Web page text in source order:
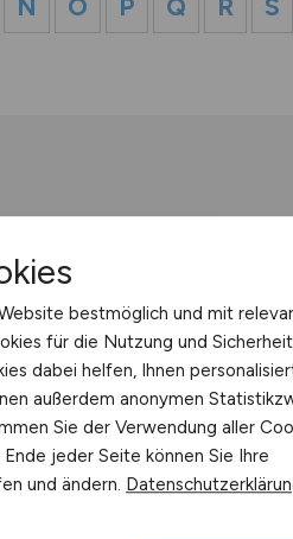
bestmöglich und mit
für die Nutzung und
dabei helfen, Ihnen
außerdem anonymen
Sie der Verwendung aller
jeder Seite können Sie Ihre
und ändern.